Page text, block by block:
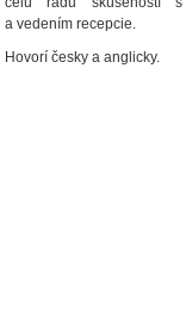
a vedením recepcie.
Hovorí česky a anglicky.